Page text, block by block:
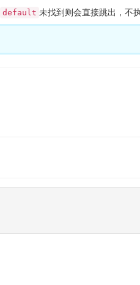
default 未找到则会直接跳出，不